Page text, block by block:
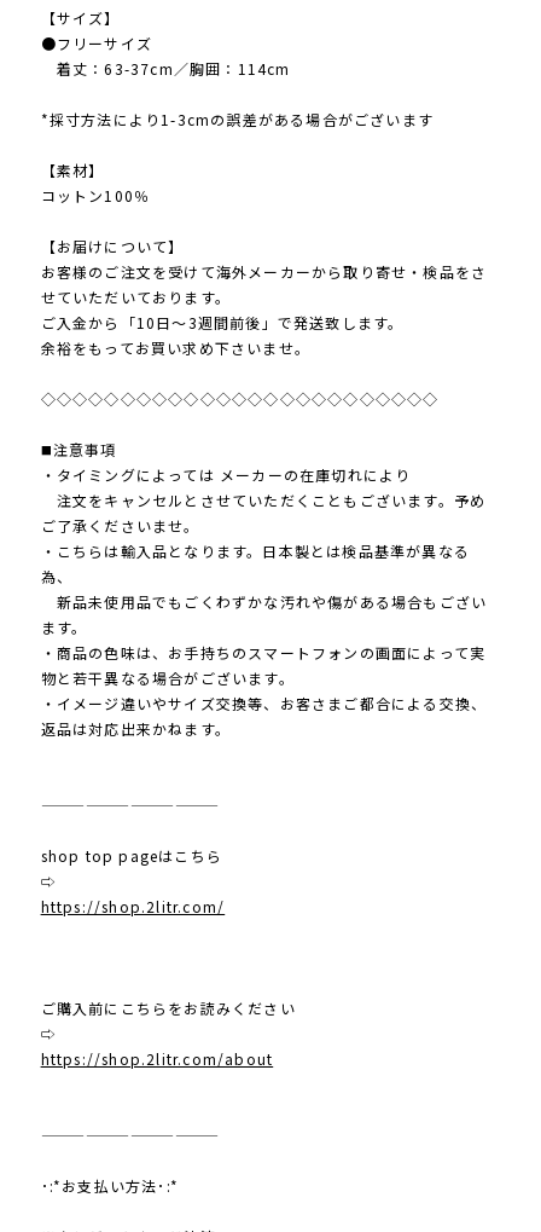
【サイズ】
●フリーサイズ
着丈：63-37cm／胸囲：114cm
*採寸方法により1-3cmの誤差がある場合がございます
【素材】
コットン100％
【お届けについて】
お客様のご注文を受けて海外メーカーから取り寄せ・検品をさ
せていただいております。
ご入金から「10日～3週間前後」で発送致します。
余裕をもってお買い求め下さいませ。
◇◇◇◇◇◇◇◇◇◇◇◇◇◇◇◇◇◇◇◇◇◇◇◇◇
◼️注意事項
・タイミングによっては メーカーの在庫切れにより
注文をキャンセルとさせていただくこともございます。予め
ご了承くださいませ。
・こちらは輸入品となります。日本製とは検品基準が異なる
為、
新品未使用品でもごくわずかな汚れや傷がある場合もござい
ます。
・商品の色味は、お手持ちのスマートフォンの画面によって実
物と若干異なる場合がございます。
・イメージ違いやサイズ交換等、お客さまご都合による交換、
返品は対応出来かねます。
————————————
shop top pageはこちら
⇨
https://shop.2litr.com/
ご購入前にこちらをお読みください
⇨
https://shop.2litr.com/about
————————————
･:*お支払い方法･:*